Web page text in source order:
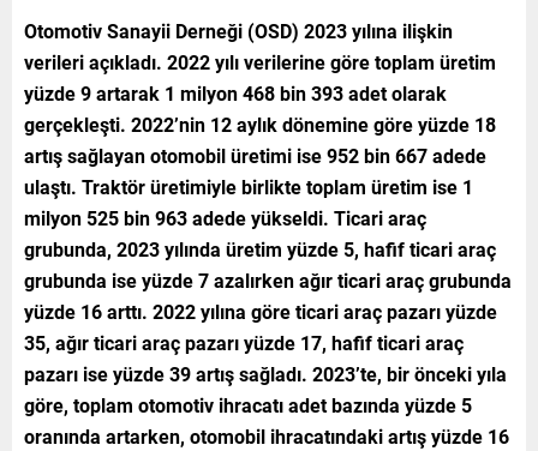
Otomotiv Sanayii Derneği (OSD) 2023 yılına ilişkin
verileri açıkladı. 2022 yılı verilerine göre toplam üretim
yüzde 9 artarak 1 milyon 468 bin 393 adet olarak
gerçekleşti. 2022’nin 12 aylık dönemine göre yüzde 18
artış sağlayan otomobil üretimi ise 952 bin 667 adede
ulaştı. Traktör üretimiyle birlikte toplam üretim ise 1
milyon 525 bin 963 adede yükseldi. Ticari araç
grubunda, 2023 yılında üretim yüzde 5, hafif ticari araç
grubunda ise yüzde 7 azalırken ağır ticari araç grubunda
yüzde 16 arttı. 2022 yılına göre ticari araç pazarı yüzde
35, ağır ticari araç pazarı yüzde 17, hafif ticari araç
pazarı ise yüzde 39 artış sağladı. 2023’te, bir önceki yıla
göre, toplam otomotiv ihracatı adet bazında yüzde 5
oranında artarken, otomobil ihracatındaki artış yüzde 16